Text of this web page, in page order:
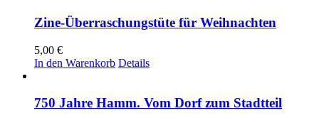
Zine-Überraschungstüte für Weihnachten
5,00 €
In den Warenkorb Details
750 Jahre Hamm. Vom Dorf zum Stadtteil